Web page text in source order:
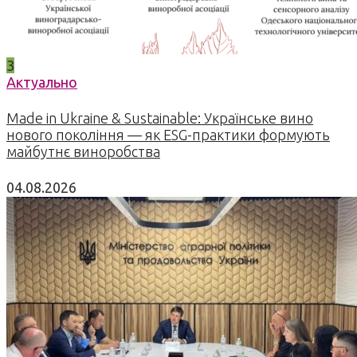
3
Актуально
Made in Ukraine & Sustainable: Українське вино
нового покоління — як ESG-практики формують
майбутнє виноробства
04.08.2026